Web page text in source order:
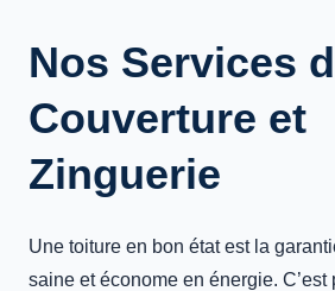
Nos Services
Couverture et
Zinguerie
Une toiture en bon état est la
saine et économe en énergie. C’est